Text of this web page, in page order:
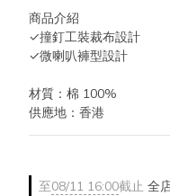
商品介紹
✓撞釘工裝裁布設計
✓微喇叭褲型設計
材質：棉 100%
供應地：香港
至08/11 16:00截止 全